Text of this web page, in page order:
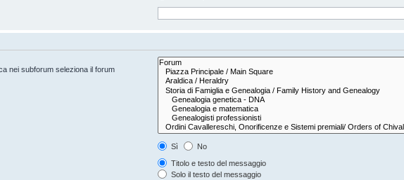
nei subforum seleziona il forum
Sì
No
Titolo e testo del messaggio
Solo il testo del messaggio